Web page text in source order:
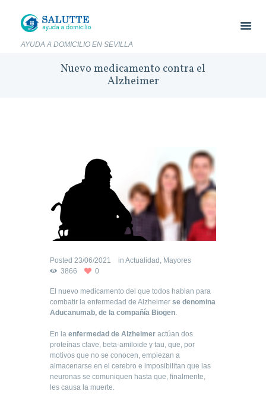
AYUDA A DOMICILIO EN SEVILLA
Nuevo medicamento contra el
Alzheimer
Posted 23/06/2021 in Actualidad Mayores
3866
0
El nuevo medicamento del que todos hablan para
combatir la enfermedad de Alzheimer se denomina
Aducanumab, de la compañía Biogen
En la enfermedad de Alzheimer actúan dos
proteínas clave, beta-amiloide y tau, que, por
motivos que no se conocen, empiezan a
almacenarse en el cerebro e imposibilitan que las
neuronas se comuniquen hasta que, finalmente,
les causa la muerte.